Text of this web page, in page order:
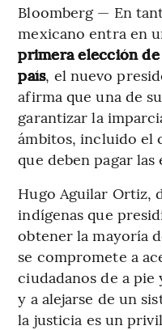
Bloomberg — En
mexicano entra en
primera elección
país, el nuevo
afirma que una de
garantizar la
ámbitos, incluido el
que deben pagar las
Hugo Aguilar Ortiz,
indígenas que
obtener la mayoría
se compromete a
ciudadanos de a pie
y a alejarse de un
la justicia es un